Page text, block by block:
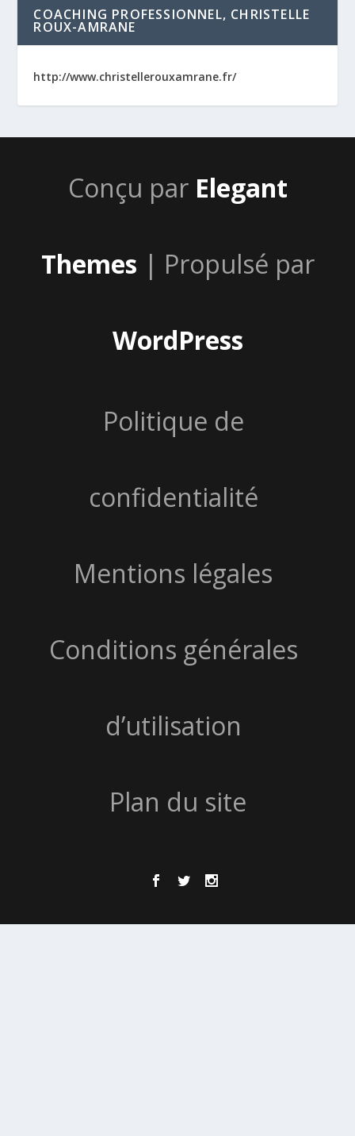
COACHING PROFESSIONNEL, CHRISTELLE
ROUX-AMRANE
http://www.christellerouxamrane.fr/
Conçu par Elegant
Themes | Propulsé par
WordPress
Politique de
confidentialité
Mentions légales
Conditions générales
d’utilisation
Plan du site